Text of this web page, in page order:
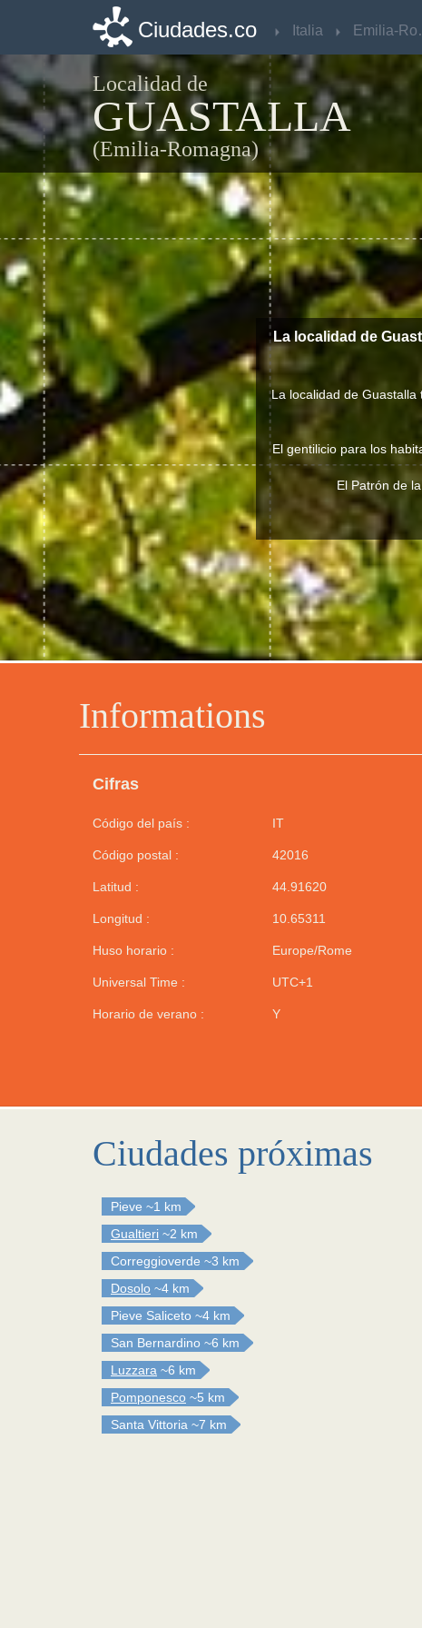
Ciudades.co Italia
Localidad de
GUASTALLA
(Emilia-Romagna)
Informations
Cifras
Código del país : IT
Código postal : 42016
Latitud : 44.91620
Longitud : 10.65311
Huso horario : Europe/Rome
Universal Time : UTC+1
Horario de verano : Y
La localidad de
La localidad de
El gentilicio para los
El Patrón de
Ciudades próximas
Pieve ~1 km
Gualtieri ~2 km
Correggioverde ~3 km
Dosolo ~4 km
Pieve Saliceto ~4 km
San Bernardino ~6 km
Luzzara ~6 km
Pomponesco ~5 km
Santa Vittoria ~7 km
Ciudades.co Italia